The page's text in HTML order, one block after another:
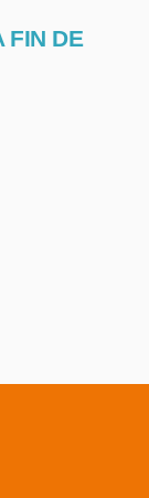
FIN DE